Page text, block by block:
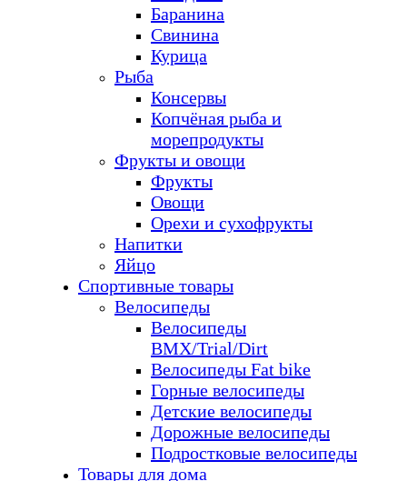
Баранина
Свинина
Курица
Рыба
Консервы
Копчёная рыба и
морепродукты
Фрукты и овощи
Фрукты
Овощи
Орехи и сухофрукты
Напитки
Яйцо
Спортивные товары
Велосипеды
Велосипеды
BMX/Trial/Dirt
Велосипеды Fat bike
Горные велосипеды
Детские велосипеды
Дорожные велосипеды
Подростковые велосипеды
Товары для дома